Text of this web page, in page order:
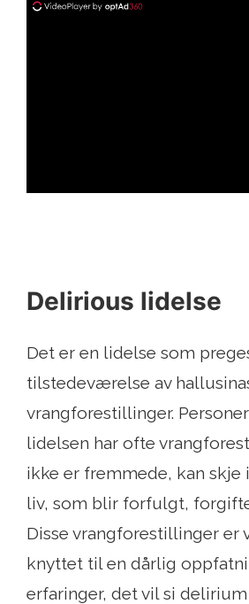
Delirious lidelse
Det er en lidelse som
tilstedeværelse av
vrangforestillinger.
lidelsen har ofte
ikke er fremmede, kan skje
liv, som blir forfulgt,
Disse vrangforestillinger er
knyttet til en dårlig
erfaringer, det vil si